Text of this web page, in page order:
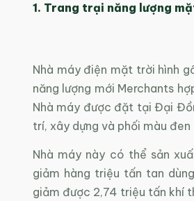
1. Trang trại năng lượng
Nhà máy điện mặt trời hình
năng lượng mới Merchants
Nhà máy được đặt tại Đại
trí, xây dựng và phối màu
Nhà máy này có thể sản
giảm hàng triệu tấn tan
giảm được 2,74 triệu tấn khí